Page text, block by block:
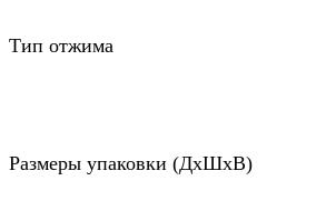
Тип отжима
Размеры упаковки (ДхШхВ)